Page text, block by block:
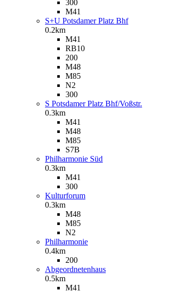
300
M41
S+U Potsdamer Platz Bhf
0.2km
M41
RB10
200
M48
M85
N2
300
S Potsdamer Platz Bhf/Voßstr.
0.3km
M41
M48
M85
S7B
Philharmonie Süd
0.3km
M41
300
Kulturforum
0.3km
M48
M85
N2
Philharmonie
0.4km
200
Abgeordnetenhaus
0.5km
M41